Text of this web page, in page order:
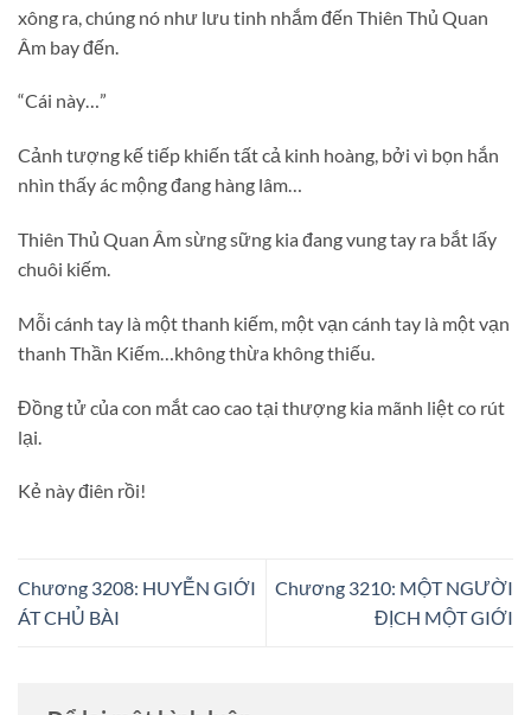
xông ra, chúng nó như lưu tinh nhắm đến Thiên Thủ Quan
Âm bay đến.
“Cái này…”
Cảnh tượng kế tiếp khiến tất cả kinh hoàng, bởi vì bọn hắn
nhìn thấy ác mộng đang hàng lâm…
Thiên Thủ Quan Âm sừng sững kia đang vung tay ra bắt lấy
chuôi kiếm.
Mỗi cánh tay là một thanh kiếm, một vạn cánh tay là một vạn
thanh Thần Kiếm…không thừa không thiếu.
Đồng tử của con mắt cao cao tại thượng kia mãnh liệt co rút
lại.
Kẻ này điên rồi!
Chương 3208: HUYỄN GIỚI
ÁT CHỦ BÀI
Chương 3210: MỘT NGƯỜI
ĐỊCH MỘT GIỚI